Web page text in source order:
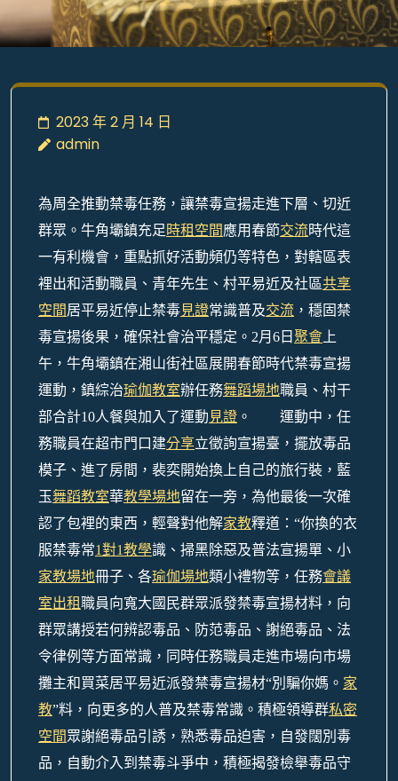
2023 年 2 月 14 日
admin
為周全推動禁毒任務，讓禁毒宣揚走進下層、切近
群眾。 牛角壩鎮充足時租空間應用春節交流時代這
一有利機會，重點抓好活動頻仍等特色，對轄區表
裡出和活動職員、青年先生、 村平易近及社區共享
空間居平易近停止禁毒見證常識普及交流 ，穩固禁
毒宣揚後果，確保社會治平穩定。 2月 6 日 聚會 上
午， 牛角壩鎮在湘山街社區展開春節時代禁毒宣揚
運動 ， 鎮綜治瑜伽教室辦任務舞蹈場地職員、 村干
部合計10人餐與加入了運動 見證 。
運動中，任
務職員在超市門口建分享立徵詢宣揚臺，擺放毒品
模子、進了房間，裴奕開始換上自己的旅行裝，藍
玉舞蹈教室華教學場地留在一旁，為他最後一次確
認了包裡的東西，輕聲對他解家教釋道：“你換的衣
服禁毒常1對1教學識、掃黑除惡及普法宣揚單、小
家教場地冊子、各瑜伽場地類小禮物等，任務會議
室出租職員向寬大國民群眾派發禁毒宣揚材料，向
群眾講授若何辨認毒品、防范毒品、謝絕毒品、法
令律例等方面常識，同時任務職員走進市場向市場
攤主和買菜居平易近派發禁毒宣揚材“別騙你媽。 家
教”料，向更多的人普及禁毒常識。積極領導群私密
空間眾謝絕毒品引誘，熟悉毒品迫害，自發闊別毒
品，自動介入到禁毒斗爭中，積極揭發檢舉毒品守